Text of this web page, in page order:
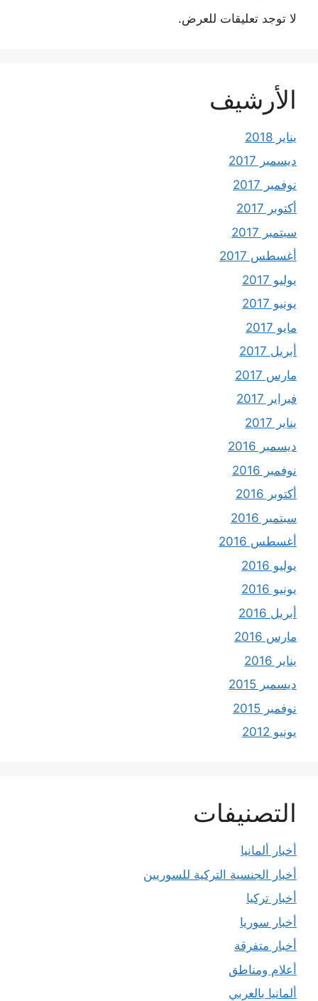
لا توجد تعليقات للعرض.
الأرشيف
يناير 2018
ديسمبر 2017
نوفمبر 2017
أكتوبر 2017
سبتمبر 2017
أغسطس 2017
يوليو 2017
يونيو 2017
مايو 2017
أبريل 2017
مارس 2017
فبراير 2017
يناير 2017
ديسمبر 2016
نوفمبر 2016
أكتوبر 2016
سبتمبر 2016
أغسطس 2016
يوليو 2016
يونيو 2016
أبريل 2016
مارس 2016
يناير 2016
ديسمبر 2015
نوفمبر 2015
يونيو 2012
التصنيفات
أخبار ألمانيا
أخبار الجنسية التركية للسوريين
أخبار تركيا
أخبار سوريا
أخبار متفرقة
أعلام ومناطق
ألمانيا بالعربي